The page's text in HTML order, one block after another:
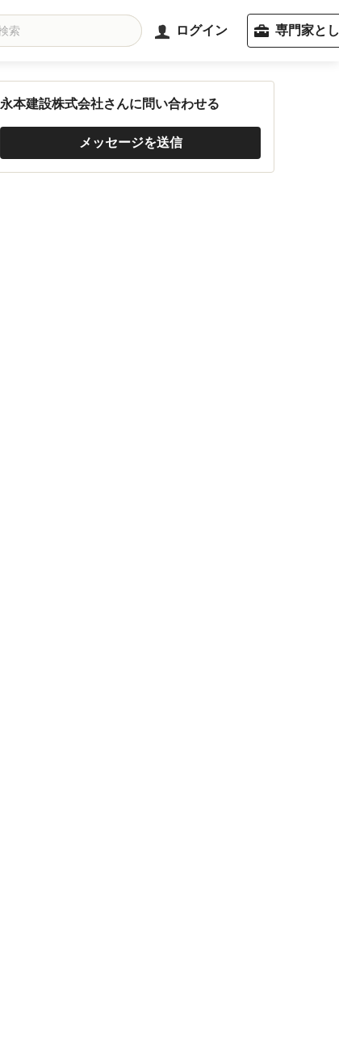
ログイン 専門家と
永本建設株式会社さんに問い合わせる
メッセージを送信